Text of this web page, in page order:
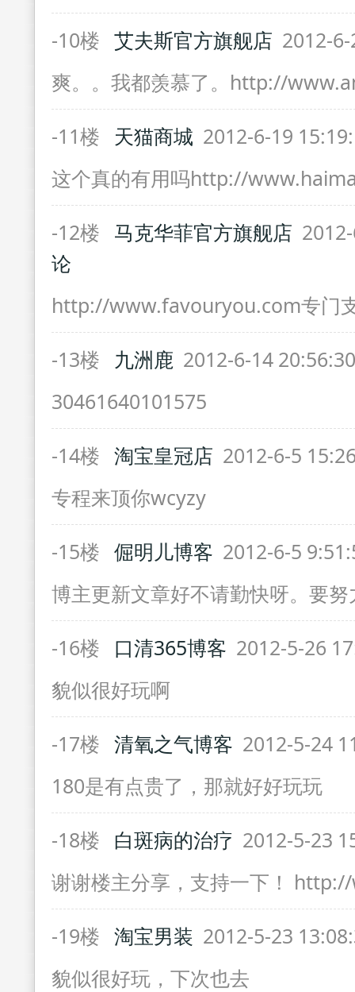
-10楼 艾夫斯官方旗舰店 2012-
爽。。我都羡慕了。http://
-11楼
天猫商城 2012-6-19
这个真的有用吗http://
-12楼 马克华菲官方旗舰店
论
http://www.favouryou.com专门
-13楼
九洲鹿 2012-6-14
30461640101575
-14楼 淘宝皇冠店 2012-6-5
专程来顶你wcyzy
-15楼 倔明儿博客 2012-6-5
博主更新文章好不请勤快呀。要努
-16楼
口清365博客 2012-5-26
貌似很好玩啊
-17楼 清氧之气博客 2012-5-24
180是有点贵了，那就好好玩玩
-18楼 白斑病的治疗 2012-5-23
谢谢楼主分享，支持一下！
-19楼 淘宝男装 2012-5-23
貌似很好玩，下次也去